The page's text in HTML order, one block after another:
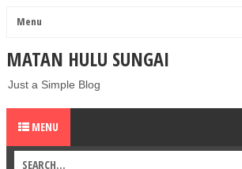
MATAN HULU SUNGAI
Just a Simple Blog
MENU